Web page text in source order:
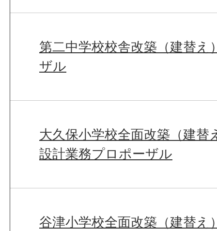
第二中学校校舎改築（建替え
ザル
大久保小学校全面改築（建替
設計業務プロポーザル
谷津小学校全面改築（建替え